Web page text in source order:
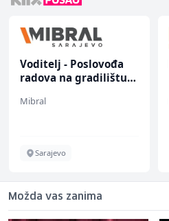
Voditelj - Poslovođa
radova na gradilištu
Mibral
Sarajevo
Možda vas zanima